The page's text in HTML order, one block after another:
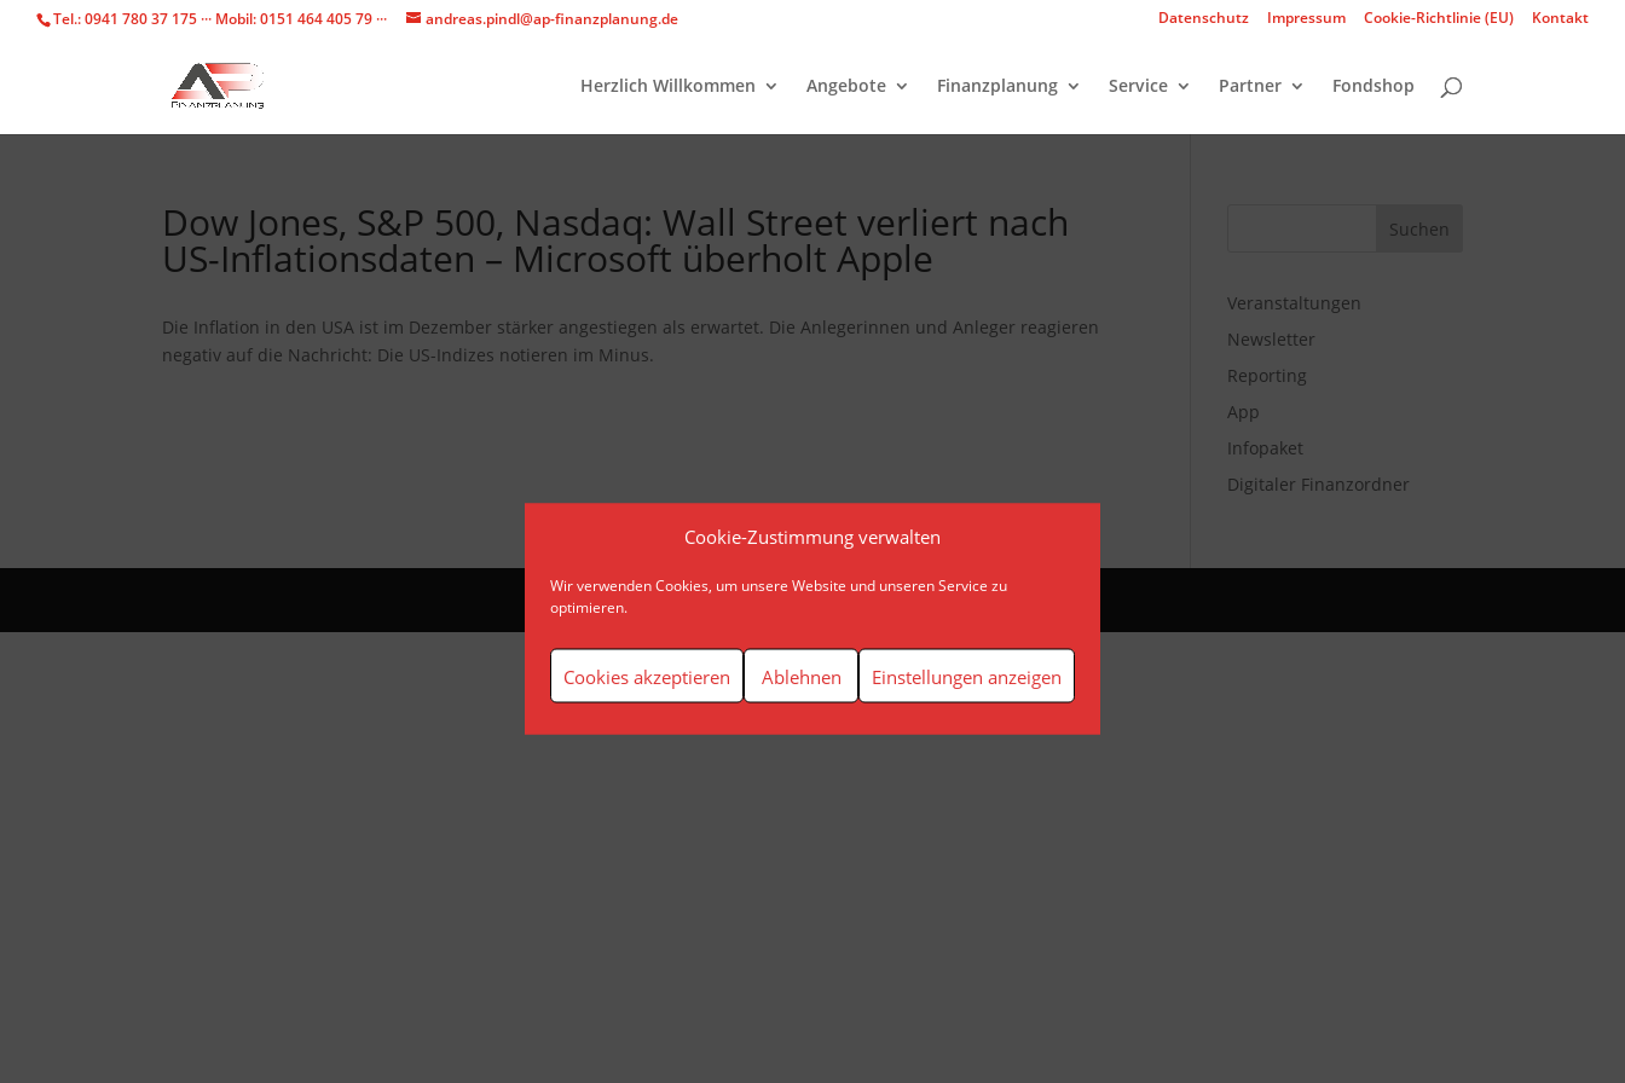
Cookie-Zustimmung verwalten
Wir verwenden Cookies, um unsere Website und unseren Service zu
optimieren.
Cookies akzeptieren Ablehnen Einstellungen anzeigen
Tel.: 0941 780 37 175 ··· Mobil: 0151 464 405 79 ··· andreas.pindl@ap-finanzplanung.de Datenschutz Impressum Cookie-Richtlinie (EU) Kontakt
Herzlich Willkommen Angebote Finanzplanung Service Partner Fondshop
Dow Jones, S&P 500, Nasdaq: Wall Street verliert nach
US-Inflationsdaten – Microsoft überholt Apple
Die Inflation in den USA ist im Dezember stärker angestiegen als erwartet. Die Anlegerinnen und Anleger reagieren
negativ auf die Nachricht: Die US-Indizes notieren im Minus.
Veranstaltungen
Newsletter
Reporting
App
Infopaket
Digitaler Finanzordner
© AP Finanzplanung Andreas Pindl